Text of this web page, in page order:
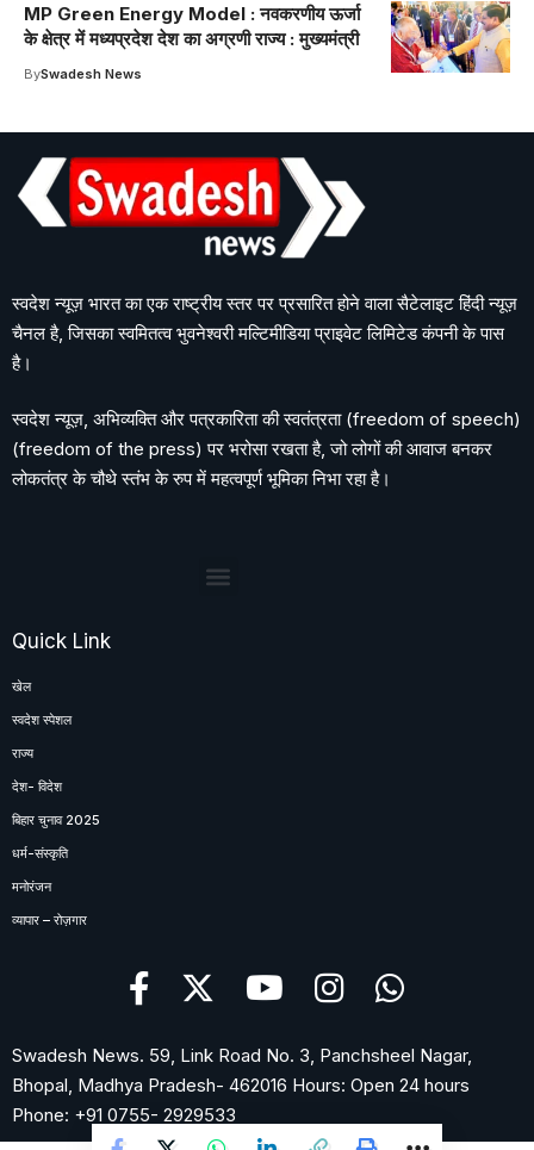
MP Green Energy Model : नवकरणीय ऊर्जा
के क्षेत्र में मध्यप्रदेश देश का अग्रणी राज्य : मुख्यमंत्री
BySwadesh News
स्वदेश न्यूज़ भारत का एक राष्ट्रीय स्तर पर प्रसारित होने वाला सैटेलाइट हिंदी न्यूज़
चैनल है, जिसका स्वमितत्व भुवनेश्वरी मल्टिमीडिया प्राइवेट लिमिटेड कंपनी के पास
है।
स्वदेश न्यूज़, अभिव्यक्ति और पत्रकारिता की स्वतंत्रता (freedom of speech)
(freedom of the press) पर भरोसा रखता है, जो लोगों की आवाज बनकर
लोकतंत्र के चौथे स्तंभ के रुप में महत्वपूर्ण भूमिका निभा रहा है।
Quick Link
खेल
स्वदेश स्पेशल
राज्य
देश- विदेश
बिहार चुनाव 2025
धर्म-संस्कृति
मनोरंजन
व्यापार – रोज़गार
Swadesh News. 59, Link Road No. 3, Panchsheel Nagar,
Bhopal, Madhya Pradesh- 462016 Hours: Open 24 hours
Phone: +91 0755- 2929533